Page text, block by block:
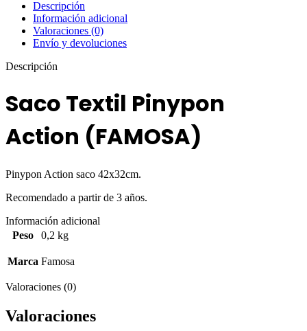
Descripción
Información adicional
Valoraciones (0)
Envío y devoluciones
Descripción
Saco Textil Pinypon
Action (FAMOSA)
Pinypon Action saco 42x32cm.
Recomendado a partir de 3 años.
Información adicional
Peso
0,2 kg
Marca Famosa
Valoraciones (0)
Valoraciones